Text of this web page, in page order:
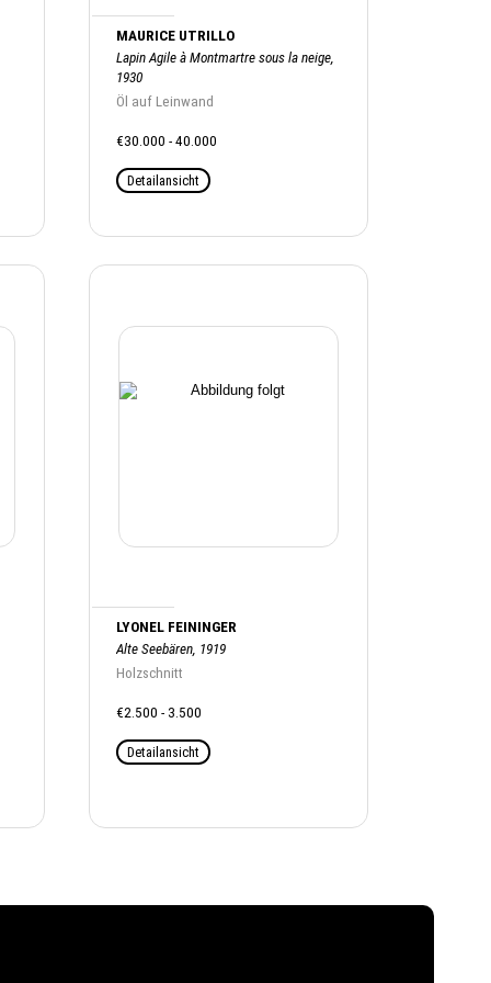
MAURICE UTRILLO
Lapin Agile à Montmartre sous la neige,
1930
Öl auf Leinwand
€30.000 - 40.000
Detailansicht
LYONEL FEININGER
Alte Seebären, 1919
Holzschnitt
€2.500 - 3.500
Detailansicht